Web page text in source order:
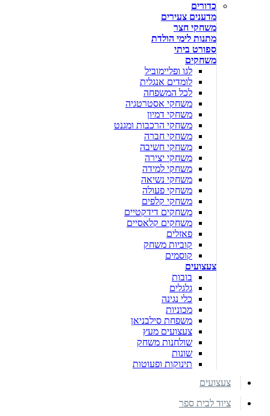
כדורים
מדענים צעירים
משחקי חצר
מתנות לימי הולדת
ספורט ביתי
משחקים
לגו ופליימוביל
לומדים אנגלית
לכל המשפחה
משחקי אסטרטגיה
משחקי דמיון
משחקי הרכבות ומגנט
משחקי חברה
משחקי חשיבה
משחקי יצירה
משחקי למידה
משחקי נשיאה
משחקי פעולה
משחקי קלפים
משחקים דידקטיים
משחקים קלאסיים
פאזלים
קוביות משחק
קוסמים
צעצועים
בובות
גלגלים
כלי נגינה
מכוניות
משפחת סילבניאן
צעצועים מעץ
שולחנות משחק
שונות
תינוקות ופעוטות
צעצועים
ציוד לבית ספר